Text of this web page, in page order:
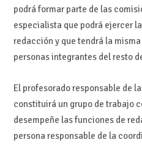
podrá formar parte de las
especialista que podrá ejercer
redacción y que tendrá la
personas integrantes del resto
El profesorado responsable de
constituirá un grupo de trabajo
desempeñe las funciones de
persona responsable de la